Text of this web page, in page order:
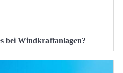
bei Windkraftanlagen?